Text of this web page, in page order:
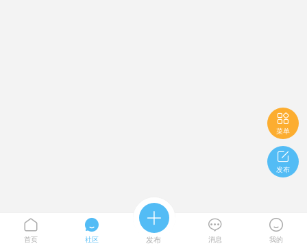

菜单

发布

首页

社区

发布

消息

我的